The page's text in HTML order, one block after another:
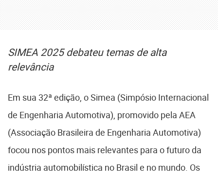
SIMEA 2025 debateu temas de alta
relevância
Em sua 32ª edição, o Simea (Simpósio Internacional
de Engenharia Automotiva), promovido pela AEA
(Associação Brasileira de Engenharia Automotiva)
focou nos pontos mais relevantes para o futuro da
indústria automobilística no Brasil e no mundo. Os